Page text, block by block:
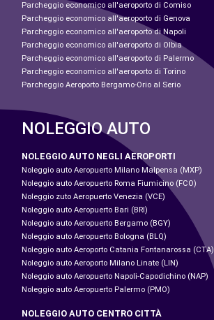
Parcheggio economico all'aeroporto di Comiso
Parcheggio economico all'aeroporto di Genova
Parcheggio economico all'aeroporto di Napoli
Parcheggio economico all'aeroporto di Olbia
Parcheggio economico all'aeroporto di Palermo
Parcheggio economico all'aeroporto di Torino
Parcheggio Aeroporto Bergamo-Orio al Serio
NOLEGGIO AUTO
NOLEGGIO AUTO NEGLI AEROPORTI
Noleggio auto Aeropuerto Milano Malpensa (MXP)
Noleggio auto Aeropuerto Roma Fiumicino (FCO)
Noleggio zuto Aeropuerto Venezia (VCE)
Noleggio auto Aeropuerto Bari (BRI)
Noleggio auto Aeropuerto Bergamo (BGY)
Noleggio auto Aeropuerto Bologna (BLQ)
Noleggio auto Aeroporto Catania Fontanarossa (CTA)
Noleggio auto Aeroporto Milano Linate (LIN)
Noleggio auto Aeropuerto Napoli-Capodichino (NAP)
Noleggio auto Aeropuerto Palermo (PMO)
NOLEGGIO AUTO CENTRO CITTÀ